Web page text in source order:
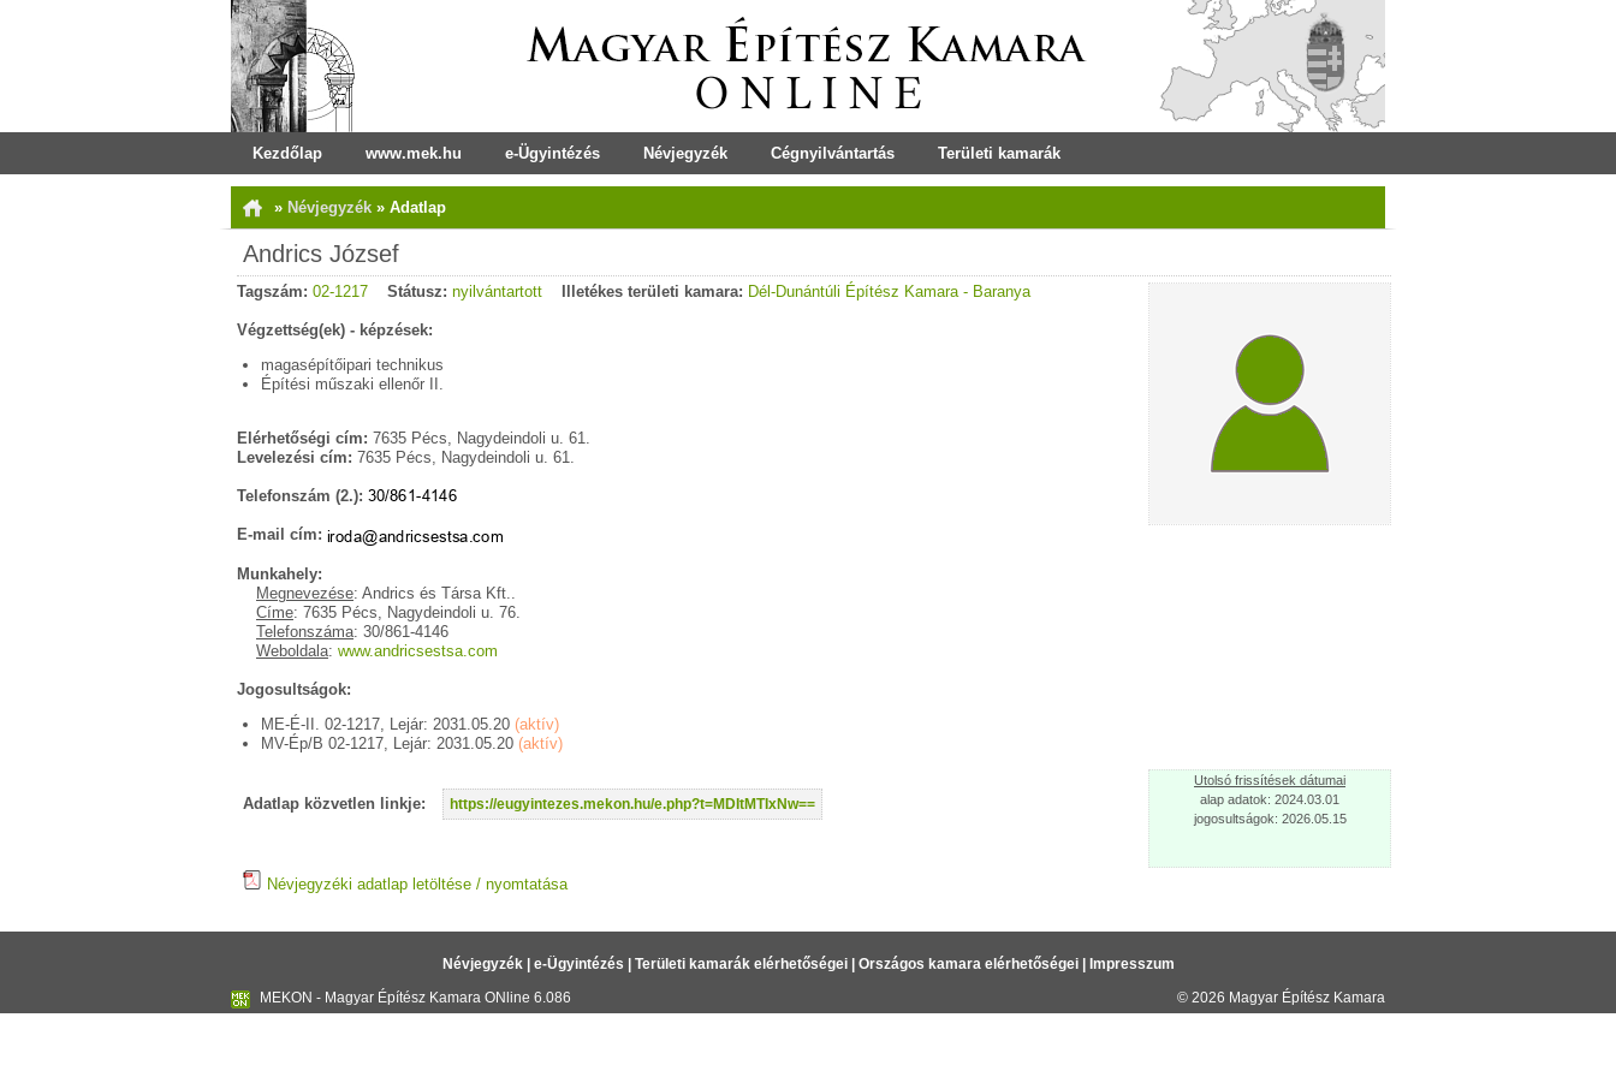
Kezdőlap www.mek.hu e-Ügyintézés Névjegyzék Cégnyilvántartás Területi kamarák
» Névjegyzék » Adatlap
Andrics József
Tagszám: 02-1217 Státusz: nyilvántartott Illetékes területi kamara: Dél-Dunántúli Építész Kamara - Baranya
Végzettség(ek) - képzések:
magasépítőipari technikus
Építési műszaki ellenőr II.
Elérhetőségi cím: 7635 Pécs, Nagydeindoli u. 61.
Levelezési cím: 7635 Pécs, Nagydeindoli u. 61.
Telefonszám (2.):
E-mail cím:
Munkahely:
Megnevezése: Andrics és Társa Kft..
Címe: 7635 Pécs, Nagydeindoli u. 76.
Telefonszáma: 30/861-4146
Weboldala: www.andricsestsa.com
Jogosultságok:
ME-É-II. 02-1217, Lejár: 2031.05.20 (aktív)
MV-Ép/B 02-1217, Lejár: 2031.05.20 (aktív)
Utolsó frissítések dátumai
alap adatok: 2024.03.01
jogosultságok: 2026.05.15
Adatlap közvetlen linkje: https://eugyintezes.mekon.hu/e.php?t=MDItMTIxNw==
Névjegyzéki adatlap letöltése / nyomtatása
Névjegyzék| e-Ügyintézés Területi kamarák elérhetőségei| Országos kamara elérhetőségei|
Impresszum
MEKON - Magyar Építész Kamara ONline 6.086
© 2026 Magyar Építész Kamara